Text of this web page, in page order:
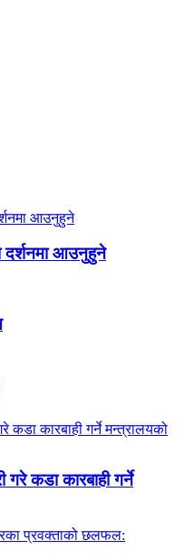
दर्शनमा आउनुहुने
गरे कडा कारबाही गर्ने